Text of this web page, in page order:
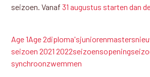
seizoen. Vanaf31 augustus starten dan
Age 1Age 2diploma'sjuniorenmasters
seizoen 2021 2022seizoensopening
synchroonzwemmen